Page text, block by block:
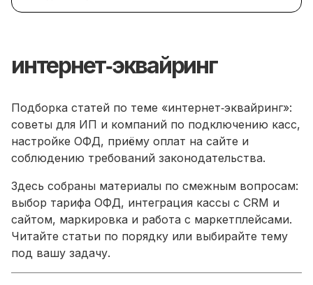
интернет‑эквайринг
Подборка статей по теме «интернет‑эквайринг»:
советы для ИП и компаний по подключению касс,
настройке ОФД, приёму оплат на сайте и
соблюдению требований законодательства.
Здесь собраны материалы по смежным вопросам:
выбор тарифа ОФД, интеграция кассы с CRM и
сайтом, маркировка и работа с маркетплейсами.
Читайте статьи по порядку или выбирайте тему
под вашу задачу.